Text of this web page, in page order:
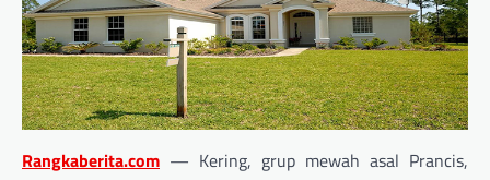
Rangkaberita.com — Kering, grup mewah asal Prancis,